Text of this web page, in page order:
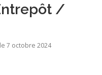
/
7 octobre 2024